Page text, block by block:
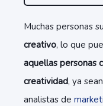
Muchas personas
creativo, lo que
aquellas personas
creatividad, ya
analistas de